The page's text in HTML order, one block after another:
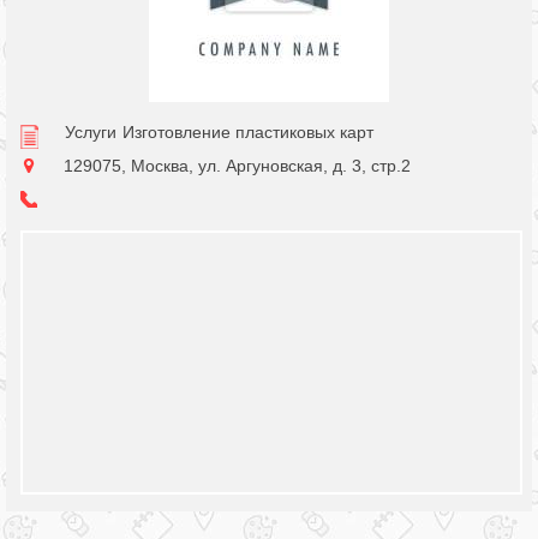
Услуги Изготовление пластиковых карт
129075, Москва, ул. Аргуновская, д. 3, стр.2